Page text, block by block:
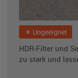
Ungeeignet
HDR-Filter und
zu stark und